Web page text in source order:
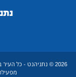
נתניהנט
נתניהנט - כל העיר בקליק
מפעילת האתר